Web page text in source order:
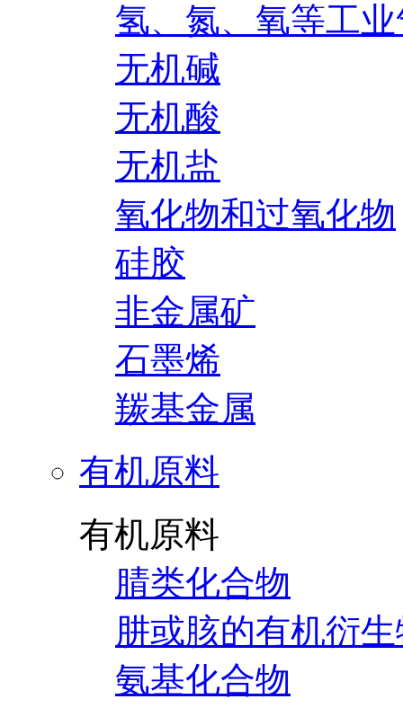
氢、氮、氧等工
无机碱
无机酸
无机盐
氧化物和过氧化物
硅胶
非金属矿
石墨烯
羰基金属
有机原料
有机原料
腈类化合物
肼或胲的有机衍
氨基化合物